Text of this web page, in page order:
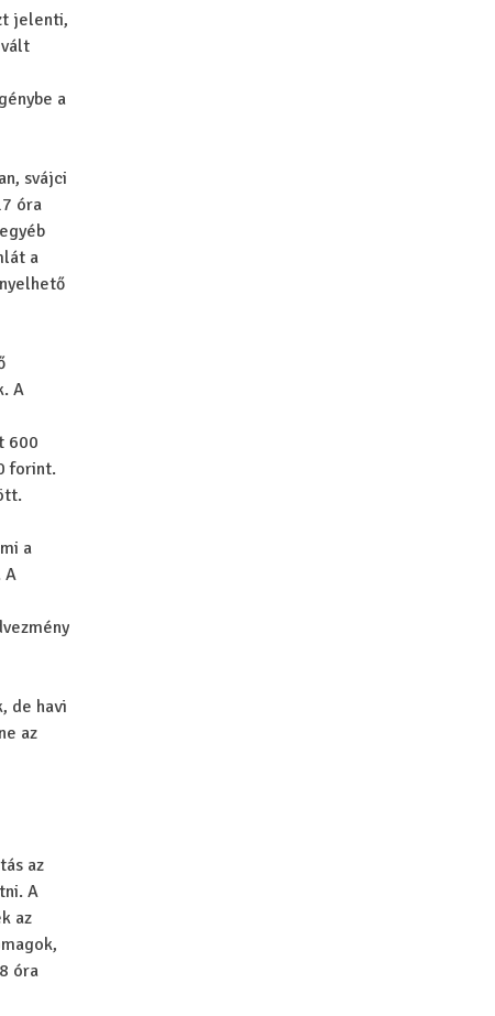
jelenti,
a
svájci
óra
a
A
600
forint.
a
A
de havi
az
az
A
az
óra